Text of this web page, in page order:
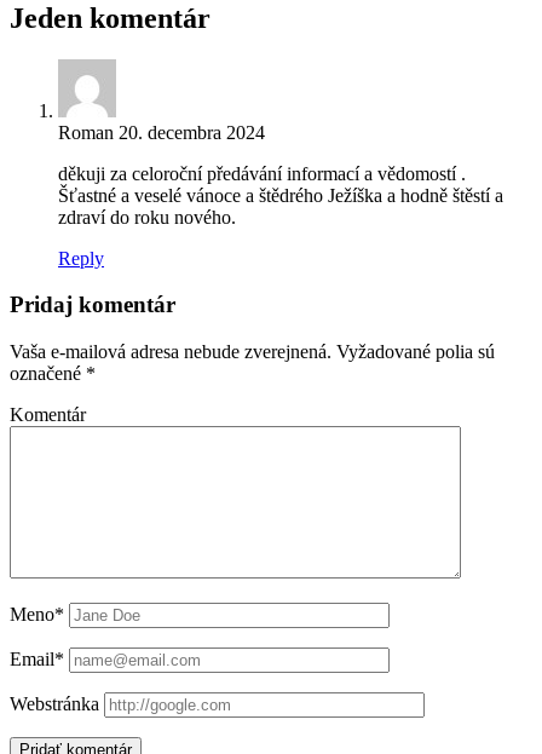
Jeden komentár
Roman 20. decembra 2024
děkuji za celoroční předávání informací a vědomostí .
Šťastné a veselé vánoce a štědrého Ježíška a hodně štěstí a
zdraví do roku nového.
Reply
Pridaj komentár
Vaša e-mailová adresa nebude zverejnená. Vyžadované polia sú
označené *
Komentár
Meno*
Email*
Webstránka